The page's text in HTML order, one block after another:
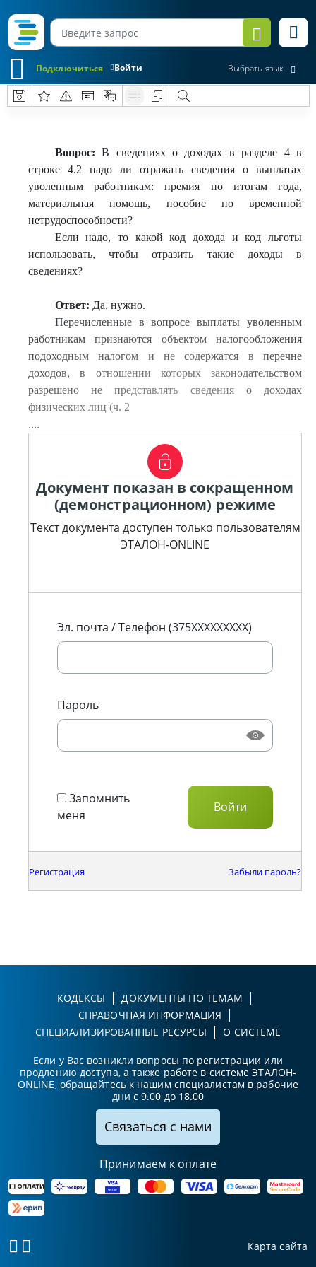
Войти
Подключиться Выбрать язык
Вопрос: В сведениях о доходах в разделе 4 в
строке 4.2 надо ли отражать сведения о выплатах
уволенным работникам: премия по итогам года,
материальная помощь, пособие по временной
нетрудоспособности?
Если надо, то какой код дохода и код льготы
использовать, чтобы отразить такие доходы в
сведениях?
Ответ: Да, нужно.
Перечисленные в вопросе выплаты уволенным
работникам признаются объектом налогообложения
подоходным налогом и не содержатся в перечне
доходов, в отношении которых законодательством
разрешено не представлять сведения о доходах
физических лиц (ч. 2
....
Документ показан в сокращенном
(демонстрационном) режиме
Текст документа доступен только пользователям
ЭТАЛОН-ONLINE
Эл. почта / Телефон (375XXXXXXXXX)
Пароль
Запомнить
меня
Регистрация Забыли пароль?
КОДЕКСЫ
ДОКУМЕНТЫ ПО ТЕМАМ
СПРАВОЧНАЯ ИНФОРМАЦИЯ
СПЕЦИАЛИЗИРОВАННЫЕ РЕСУРСЫ
О СИСТЕМЕ
Если у Вас возникли вопросы по регистрации или
продлению доступа, а также работе в системе ЭТАЛОН-
ONLINE, обращайтесь к нашим специалистам в рабочие
дни с 9.00 до 18.00
Связаться с нами
Принимаем к оплате
Карта сайта